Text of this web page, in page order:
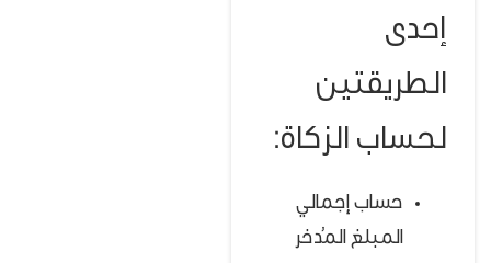
إحدى
الطريقتين
لحساب الزكاة:
حساب إجمالي
المبلغ المُدخر